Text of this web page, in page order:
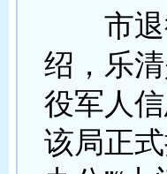
市退
绍，乐
役军人
该局正